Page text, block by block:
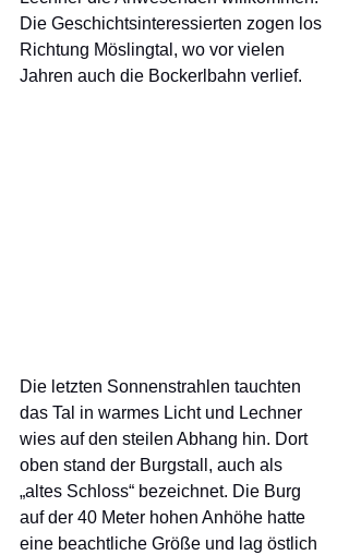
Die Geschichtsinteressierten zogen los
Richtung Möslingtal, wo vor vielen
Jahren auch die Bockerlbahn verlief.
Die letzten Sonnenstrahlen tauchten
das Tal in warmes Licht und Lechner
wies auf den steilen Abhang hin. Dort
oben stand der Burgstall, auch als
„altes Schloss“ bezeichnet. Die Burg
auf der 40 Meter hohen Anhöhe hatte
eine beachtliche Größe und lag östlich